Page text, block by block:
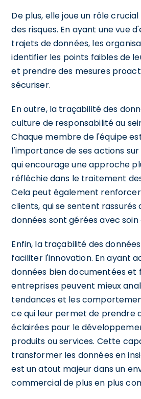
De plus, elle joue un rôle
des risques. En ayant une vue
trajets de données, les
identifier les points faibles de
et prendre des mesures
sécuriser.
En outre, la traçabilité des
culture de responsabilité au
Chaque membre de l'équipe
l'importance de ses actions sur
qui encourage une approche
réfléchie dans le traitement
Cela peut également
clients, qui se sentent rassurés
données sont gérées avec
Enfin, la traçabilité des
faciliter l'innovation. En ayant
données bien documentées et
entreprises peuvent mieux
tendances et les
ce qui leur permet de prendre
éclairées pour le
produits ou services. Cette
transformer les données en
est un atout majeur dans un
commercial de plus en plus